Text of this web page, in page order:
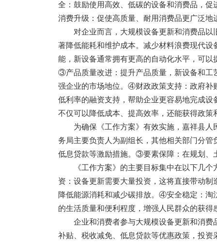
全：鼓励使用高效、低碳的设备和消费品，
消费升级：促使高质量、耐用消费品更广泛
对企业而言，大规模设备更新和消费品
著降低能耗和维护成本。减少材料浪费现代
能，新设备通常拥有更高的自动化水平，可
③产品质量改进：提升产品质量，新设备和工
强企业的市场地位。④财政政策支持：政府补
低利率的融资支持，帮助企业更容易地完成
不仅可以降低成本、提高效率，还能获得政
为确保《工作方案》有效实施，嘉祥县
务局主要负责人为副组长，其他相关部门分
低息贷款等激励措施。③要素保障：在规划、
《工作方案》的主要目标集中在以下几
资：设备更新需要大量投资，这将直接带动
降低能源消耗和减少碳排放。④安全稳定：
的生活质量和便利程度，增强人民群众的获得
企业和消费者参与大规模设备更新和消
补贴、税收减免、低息贷款等优惠政策，投